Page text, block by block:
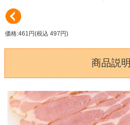
価格:461円(税込 497円)
商品説明